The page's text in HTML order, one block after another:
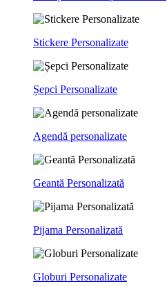
Stickere Personalizate
Șepci Personalizate
Agendă personalizate
Geantă Personalizată
Pijama Personalizată
Globuri Personalizate